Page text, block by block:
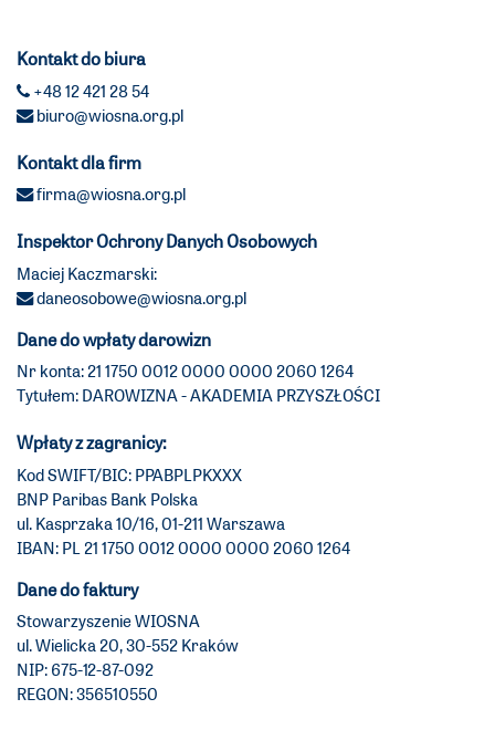
Kontakt do biura
+48 12 421 28 54
biuro@wiosna.org.pl
Kontakt dla firm
firma@wiosna.org.pl
Inspektor Ochrony Danych Osobowych
Maciej Kaczmarski:
daneosobowe@wiosna.org.pl
Dane do wpłaty darowizn
Nr konta: 21 1750 0012 0000 0000 2060 1264
Tytułem: DAROWIZNA - AKADEMIA PRZYSZŁOŚCI
Wpłaty z zagranicy:
Kod SWIFT/BIC: PPABPLPKXXX
BNP Paribas Bank Polska
ul. Kasprzaka 10/16, 01-211 Warszawa
IBAN: PL 21 1750 0012 0000 0000 2060 1264
Dane do faktury
Stowarzyszenie WIOSNA
ul. Wielicka 20, 30-552 Kraków
NIP: 675-12-87-092
REGON: 356510550